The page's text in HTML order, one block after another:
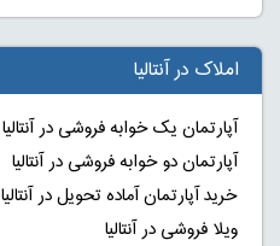
املاک در آنتالیا
آپارتمان یک خوابه فروشی در آنتالیا
آپارتمان دو خوابه فروشی در آنتالیا
خرید آپارتمان آماده تحویل در آنتالیا
ویلا فروشی در آنتالیا